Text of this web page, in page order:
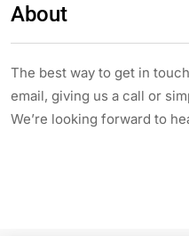
About
The best way to get in
email, giving us a call or
We’re looking forward to